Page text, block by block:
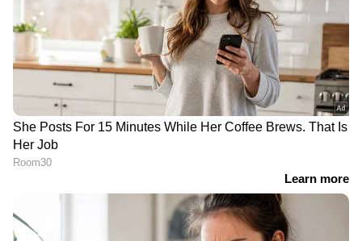
RECOMMENDED STORIES